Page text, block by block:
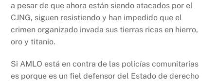
a pesar de que ahora están siendo atacados por el
CJNG, siguen resistiendo y han impedido que el
crimen organizado invada sus tierras ricas en hierro,
oro y titanio.
Si AMLO está en contra de las policías comunitarias
es porque es un fiel defensor del Estado de derecho